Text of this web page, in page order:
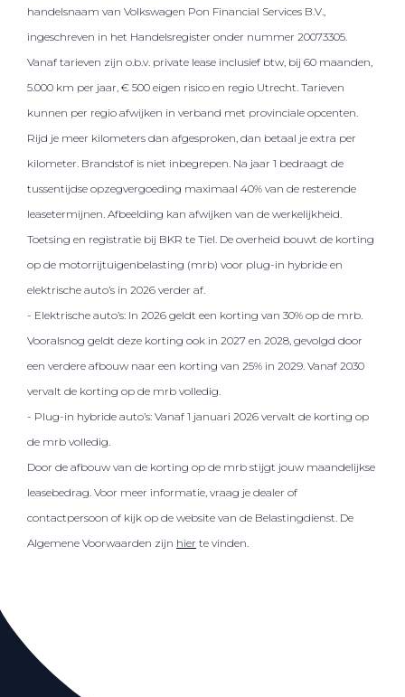
handelsnaam van Volkswagen Pon Financial Services B.V.,
ingeschreven in het Handelsregister onder nummer 20073305.
Vanaf tarieven zijn o.b.v. private lease inclusief btw, bij 60 maanden,
5.000 km per jaar, € 500 eigen risico en regio Utrecht. Tarieven
kunnen per regio afwijken in verband met provinciale opcenten.
Rijd je meer kilometers dan afgesproken, dan betaal je extra per
kilometer. Brandstof is niet inbegrepen. Na jaar 1 bedraagt de
tussentijdse opzegvergoeding maximaal 40% van de resterende
leasetermijnen. Afbeelding kan afwijken van de werkelijkheid.
Toetsing en registratie bij BKR te Tiel. De overheid bouwt de korting
op de motorrijtuigenbelasting (mrb) voor plug-in hybride en
elektrische auto’s in 2026 verder af.
- Elektrische auto’s: In 2026 geldt een korting van 30% op de mrb.
Vooralsnog geldt deze korting ook in 2027 en 2028, gevolgd door
een verdere afbouw naar een korting van 25% in 2029. Vanaf 2030
vervalt de korting op de mrb volledig.
- Plug-in hybride auto’s: Vanaf 1 januari 2026 vervalt de korting op
de mrb volledig.
Door de afbouw van de korting op de mrb stijgt jouw maandelijkse
leasebedrag. Voor meer informatie, vraag je dealer of
contactpersoon of kijk op de website van de Belastingdienst. De
Algemene Voorwaarden zijn hier te vinden.